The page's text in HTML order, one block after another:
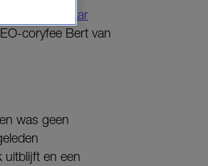
haar
coryfee Bert van
was geen
en een